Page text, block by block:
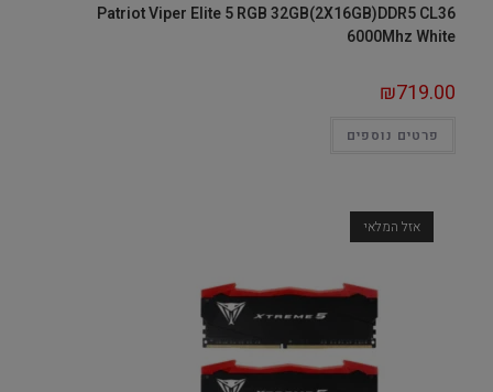
Patriot Viper Elite 5 RGB 32GB(2X16GB)DDR5 CL36
6000Mhz White
₪719.00
פרטים נוספים
אזל המלאי